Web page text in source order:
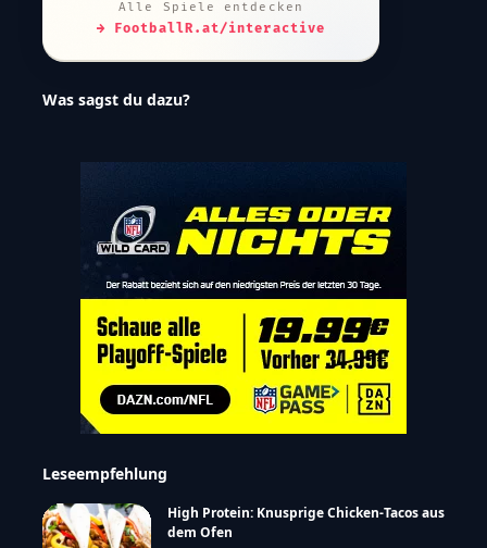
Alle Spiele entdecken
→ FootballR.at/interactive
Was sagst du dazu?
Leseempfehlung
High Protein: Knusprige Chicken-Tacos aus
dem Ofen